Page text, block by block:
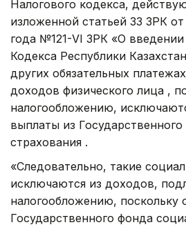
Налогового кодекса,
изложенной статьей 33 ЗРК от
года №121-VI ЗРК «О
Кодекса Республики
других обязательных
доходов физического лица ,
налогообложению,
выплаты из
страхования .
«Следовательно, такие
исключаются из доходов,
налогообложению, поскольку
Государственного фонда